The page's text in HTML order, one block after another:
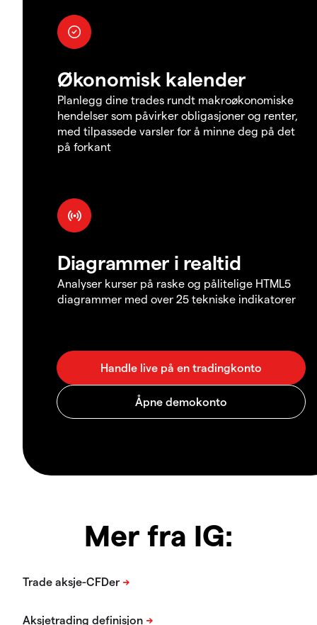
Økonomisk kalender
Planlegg dine trades rundt makroøkonomiske
hendelser som påvirker obligasjoner og renter,
med tilpassede varsler for å minne deg på det
på forkant
Diagrammer i realtid
Analyser kurser på raske og pålitelige HTML5
diagrammer med over 25 tekniske indikatorer
Mer fra IG: